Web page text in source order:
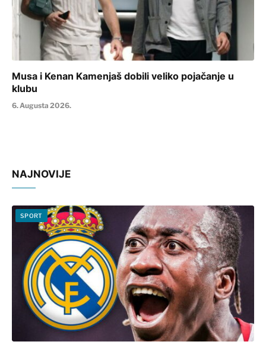
Musa i Kenan Kamenjaš dobili veliko pojačanje u
klubu
6. Augusta 2026.
NAJNOVIJE
SPORT